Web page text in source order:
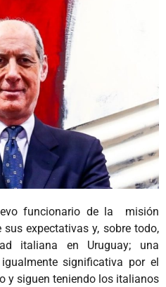
funcionario de la misión
expectativas y, sobre todo,
italiana en Uruguay; una
significativa por el
y siguen teniendo los italianos